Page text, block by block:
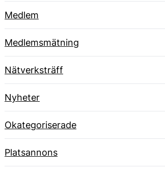
Medlem
Medlemsmätning
Nätverksträff
Nyheter
Okategoriserade
Platsannons